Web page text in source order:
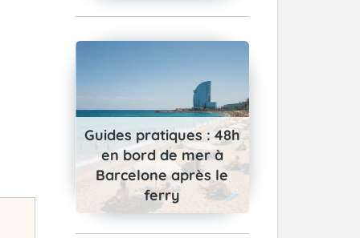
Guides pratiques : 48h
en bord de mer à
Barcelone après le
ferry